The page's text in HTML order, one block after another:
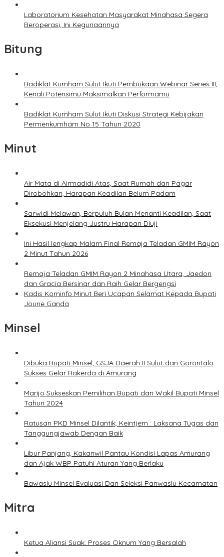
Laboratorium Kesehatan Masyarakat Minahasa Segera
Beroperasi, Ini Kegunaannya
Bitung
Badiklat Kumham Sulut Ikuti Pembukaan Webinar Series III,
Kenali Potensimu Maksimalkan Performamu
Badiklat Kumham Sulut Ikuti Diskusi Strategi Kebijakan
Permenkumham No 15 Tahun 2020
Minut
Air Mata di Airmadidi Atas, Saat Rumah dan Pagar
Dirobohkan, Harapan Keadilan Belum Padam
Sarwidi Melawan, Berpuluh Bulan Menanti Keadilan, Saat
Eksekusi Menjelang Justru Harapan Diuji
Ini Hasil lengkap Malam Final Remaja Teladan GMIM Rayon
2 Minut Tahun 2026
Remaja Teladan GMIM Rayon 2 Minahasa Utara, Jaedon
dan Gracia Bersinar dan Raih Gelar Bergengsi
Kadis Kominfo Minut Beri Ucapan Selamat Kepada Bupati
Joune Ganda
Minsel
Dibuka Bupati Minsel, GSJA Daerah II Sulut dan Gorontalo
Sukses Gelar Rakerda di Amurang
Marijo Sukseskan Pemilihan Bupati dan Wakil Bupati Minsel
Tahun 2024
Ratusan PKD Minsel Dilantik, Keintjem : Laksana Tugas dan
Tanggungjawab Dengan Baik
Libur Panjang, Kakanwil Pantau Kondisi Lapas Amurang
dan Ajak WBP Patuhi Aturan Yang Berlaku
Bawaslu Minsel Evaluasi Dan Seleksi Panwaslu Kecamatan
Mitra
Ketua Aliansi Suak: Proses Oknum Yang Bersalah